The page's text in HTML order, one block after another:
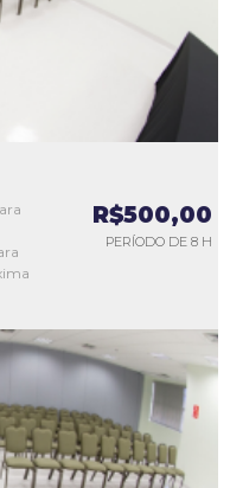
R$500,00
PERÍODO DE 8 H